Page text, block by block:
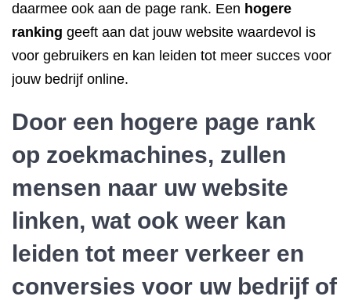
daarmee ook aan de page rank. Een hogere
ranking geeft aan dat jouw website waardevol is
voor gebruikers en kan leiden tot meer succes voor
jouw bedrijf online.
Door een hogere page rank
op zoekmachines, zullen
mensen naar uw website
linken, wat ook weer kan
leiden tot meer verkeer en
conversies voor uw bedrijf of